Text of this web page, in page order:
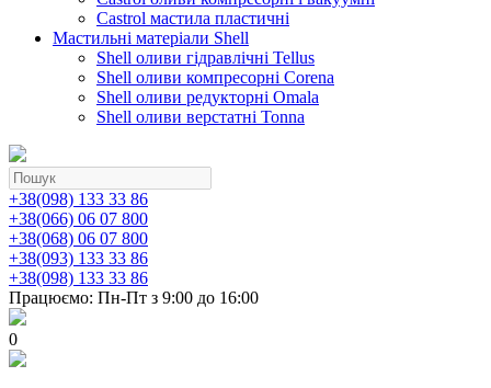
Castrol мастила пластичні
Мастильні матеріали Shell
Shell оливи гідравлічні Tellus
Shell оливи компресорні Corena
Shell оливи редукторні Omala
Shell оливи верстатні Tonna
+38(098) 133 33 86
+38(066) 06 07 800
+38(068) 06 07 800
+38(093) 133 33 86
+38(098) 133 33 86
Працюємо: Пн-Пт з 9:00 до 16:00
0